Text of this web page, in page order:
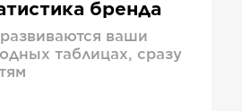
бренда
ваши
таблицах, сразу